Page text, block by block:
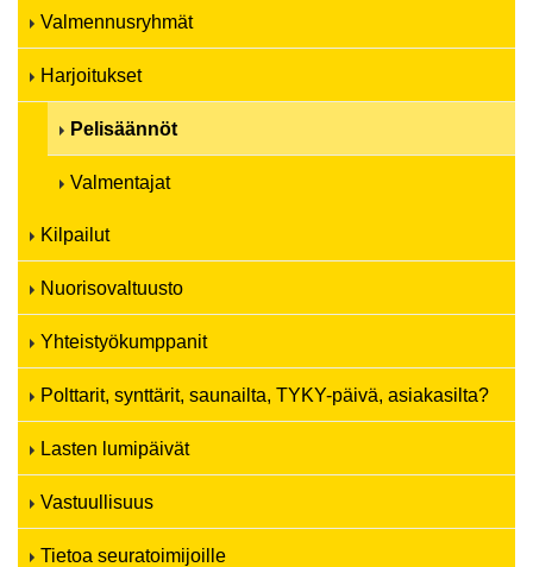
Valmennusryhmät
Harjoitukset
Pelisäännöt
Valmentajat
Kilpailut
Nuorisovaltuusto
Yhteistyökumppanit
Polttarit, synttärit, saunailta, TYKY-päivä, asiakasilta?
Lasten lumipäivät
Vastuullisuus
Tietoa seuratoimijoille